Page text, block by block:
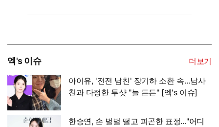
엑's 이슈
더보기
아이유, '전전 남친' 장기하 소환 속…남사
친과 다정한 투샷 "늘 든든" [엑's 이슈]
한승연, 손 벌벌 떨고 피곤한 표정…"어디